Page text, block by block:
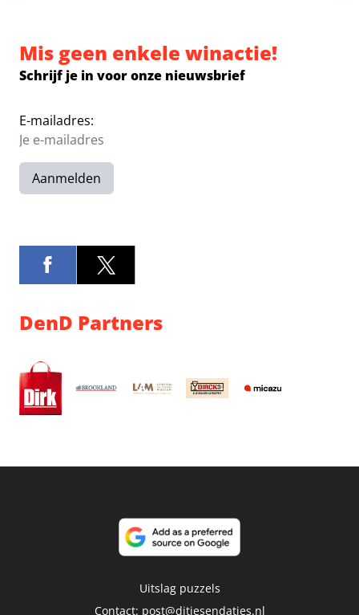
Mis geen enkele winactie!
Schrijf je in voor onze nieuwsbrief
E-mailadres:
Aanmelden
DenD Partners
Uitslag puzzels
Contact: post@ditjesendatjes.nl